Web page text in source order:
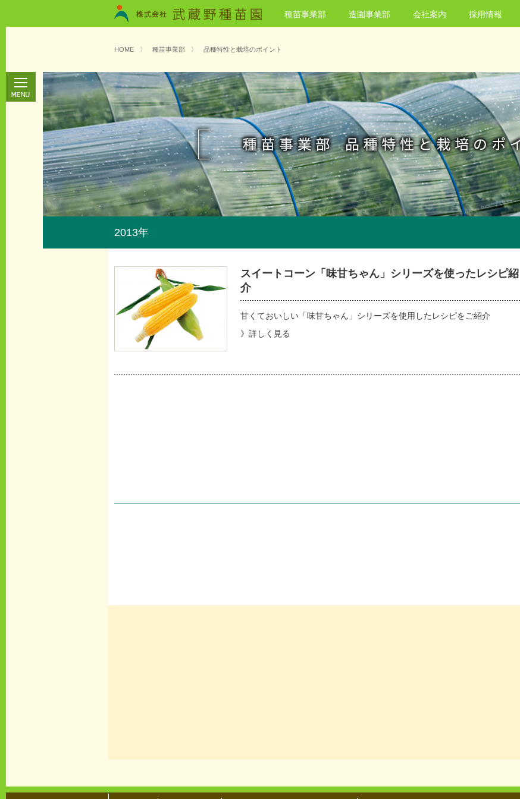
種苗事業部 造園事業部 会社案内 採用情報
HOME 〉 種苗事業部 〉 品種特性と栽培のポイント
2013年
スイートコーン「味甘ちゃん」シリーズを使ったレシピ紹
介
甘くておいしい「味甘ちゃん」シリーズを使用したレシピをご紹介
》詳しく見る